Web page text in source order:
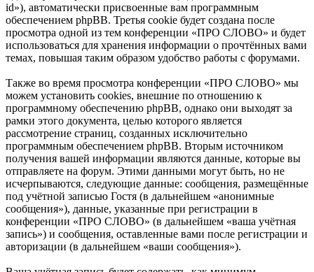
id»), автоматически присвоенные вам программным
обеспечением phpBB. Третья cookie будет создана после
просмотра одной из тем конференции «ПРО СЛОВО» и будет
использоваться для хранения информации о прочтённых вами
темах, повышая таким образом удобство работы с форумами.
Также во время просмотра конференции «ПРО СЛОВО» мы
можем установить cookies, внешние по отношению к
программному обеспечению phpBB, однако они выходят за
рамки этого документа, целью которого является
рассмотрение страниц, созданных исключительно
программным обеспечением phpBB. Вторым источником
получения вашей информации являются данные, которые вы
отправляете на форум. Этими данными могут быть, но не
исчерпываются, следующие данные: сообщения, размещённые
под учётной записью Гостя (в дальнейшем «анонимные
сообщения»), данные, указанные при регистрации в
конференции «ПРО СЛОВО» (в дальнейшем «ваша учётная
запись») и сообщения, оставленные вами после регистрации и
авторизации (в дальнейшем «ваши сообщения»).